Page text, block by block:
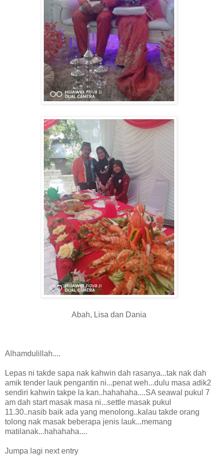
Abah, Lisa dan Dania
Alhamdulillah....
Lepas ni takde sapa nak kahwin dah rasanya...tak nak dah
amik tender lauk pengantin ni...penat weh...dulu masa adik2
sendiri kahwin takpe la kan..hahahaha....SA seawal pukul 7
am dah start masak masa ni...settle masak pukul
11.30..nasib baik ada yang menolong..kalau takde orang
tolong nak masak beberapa jenis lauk...memang
matilanak...hahahaha....
Jumpa lagi next entry